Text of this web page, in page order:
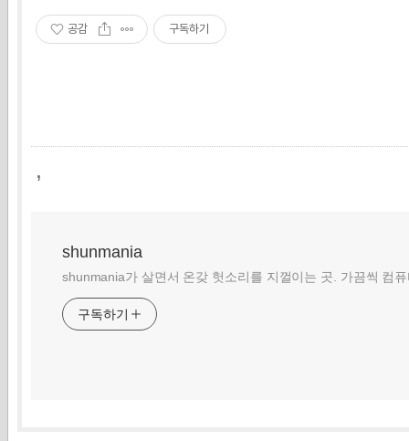
공감 구독하기
,
shunmania
shunmania가 살면서 온갖 헛소리를 지껄이는 곳. 가끔씩 컴
구독하기